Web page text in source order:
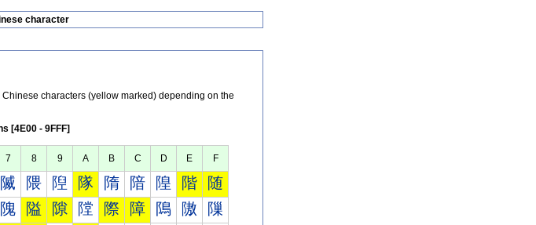
character
characters (yellow marked) depending on the
[4E00 - 9FFF]
7 8 9 A B C D E F
隇 隈 隉 隊 隋 隌 隍 階 随
隗 隘 隙 隚 際 障 隝 隞 隟